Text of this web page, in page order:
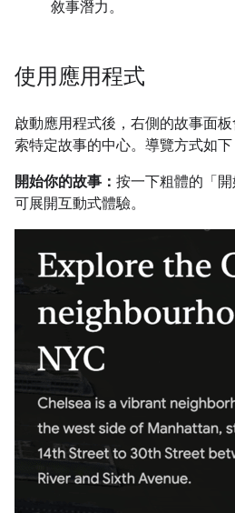
敘事潛力。
使用應用程式
啟動應用程式後，右側的故事面
索特定故事的中心。導覽方式如下
開始你的故事： 按一下粗體的「
可展開互動式體驗。